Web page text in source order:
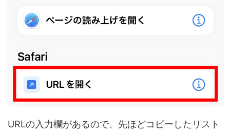
URLの入力欄があるので、先ほどコピーしたリスト